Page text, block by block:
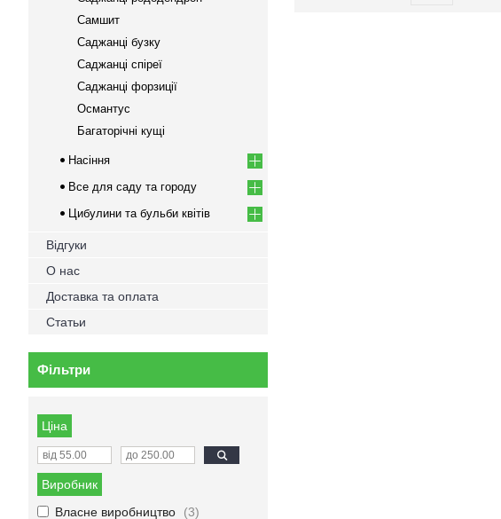
Самшит
Саджанці бузку
Саджанці спіреї
Саджанці форзиції
Османтус
Багаторічні кущі
Насіння
Все для саду та городу
Цибулини та бульби квітів
Відгуки
О нас
Доставка та оплата
Статьи
Фільтри
Ціна
Виробник
Власне виробництво
3